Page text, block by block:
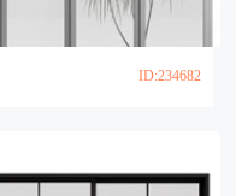
ID:234682